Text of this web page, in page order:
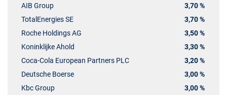
AIB Group
3,70 %
TotalEnergies SE
3,70 %
Roche Holdings AG
3,50 %
Koninklijke Ahold
3,30 %
Coca-Cola European Partners PLC
3,20 %
Deutsche Boerse
3,00 %
Kbc Group
3,00 %